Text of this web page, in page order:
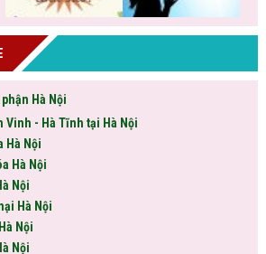
Hà Nội
Vinh - Hà Tĩnh tại Hà Nội
Hà Nội
Hà Nội
Nội
Hà Nội
Nội
Nội